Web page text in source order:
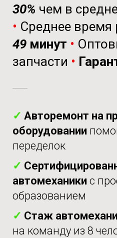
30% чем в
• Среднее время
49 минут •
запчасти •
✓ Авторемонт на
оборудовании
переделок
✓
автомеханики с
образованием
✓ Стаж
на команду из 8